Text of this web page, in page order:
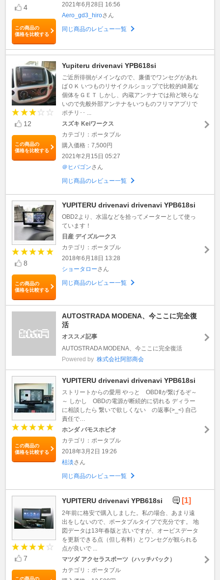
4
この商品の
価格を比較する
2021年6月28日 16:56
Aero_gd3_hiroさん
同じ商品のレビュー一覧
12
この商品の
価格を比較する
Yupiteru drivenavi YPB618si
ご近所徘徊がメインなので、廉価でワンセグがあれ
ばＯＫ いつものリサイクルショップで比較的綺麗な
個体をＧＥＴ しかし、内蔵アンテナでは殆ど映らな
いので先般外部アンテナをいつものフリマアプリで
ポチリ･･ ...
スズキ Keiワークス
カテゴリ：ポータブル
購入価格：7,500円
2021年2月15日 05:27
＠ヒバゴンさん
同じ商品のレビュー一覧
8
この商品の
価格を比較する
YUPITERU drivenavi drivenavi YPB618si
OBD2より、水温などを拾ってメーターとして使っ
ています！
日産 デイズルークス
カテゴリ：ポータブル
2018年6月18日 13:28
ショータローさん
同じ商品のレビュー一覧
AUTOSTRADA MODENA、今ここに完全復
活
オススメ記事
AUTOSTRADA MODENA、今ここに完全復活
Powered by 株式会社阿部商会
この商品の
価格を比較する
YUPITERU drivenavi drivenavi YPB618si
ストリートからの愛用 やっと OBDⅡが繋げるぞ～
～ しかし OBDの電源が断続的に切れる ディラー
に相談したら 繋いで欲しくない の返事(>_<) 自己
責任で…
ホンダ バモスホビオ
カテゴリ：ポータブル
2018年3月2日 19:26
枯淡さん
同じ商品のレビュー一覧
7
この商品の
YUPITERU drivenavi YPB618si [1]
2年前に格安で購入しました。私の場合、あまり遠
出をしないので、ポータブルタイプで充分です。 地
図データは13年春版と古いですが、オービスデータ
を更新できる点（但し有料）とワンセグが観られる
点が良いで ...
マツダ アクセラスポーツ（ハッチバック）
カテゴリ：ポータブル